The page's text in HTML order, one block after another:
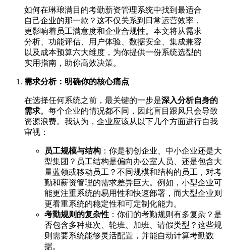
如何在琳琅满目的考勤薪资管理系统中找到最适合
自己企业的那一款？这不仅关系到日常运营效率，
更影响着员工满意度和企业合规性。本文将从需求
分析、功能评估、用户体验、数据安全、集成兼容
以及成本预算六大维度，为你提供一份系统选型的
实用指南，助你高效决策。
需求分析：明确你的核心痛点
在选择任何系统之前，最关键的一步是深入分析自身的
需求。每个企业的情况都不同，因此盲目跟风只会导致
资源浪费。我认为，企业应该从以下几个方面进行自我
审视：
员工规模与结构 ：你是初创企业、中小企业还是大
型集团？员工结构是偏向办公室人员、还是包含大
量蓝领或移动员工？不同规模和结构的员工，对考
勤和薪资管理的需求差异巨大。例如，小型企业可
能更注重系统的易用性和快速部署，而大型企业则
更看重系统的稳定性和可定制化能力。
考勤规则的复杂性 ：你们的考勤规则有多复杂？是
否包含多种班次、轮班、加班、请假类型？这些规
则需要系统能够灵活配置，并能自动计算考勤数
据。